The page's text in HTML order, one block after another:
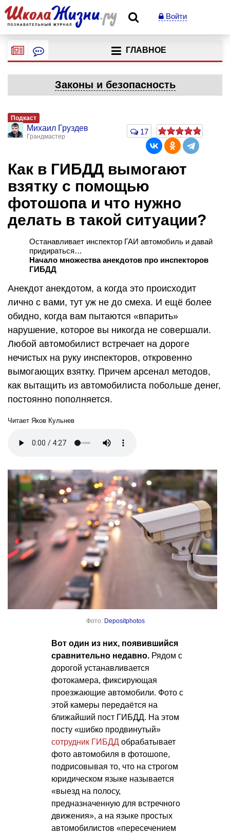
Войти
ГЛАВНОЕ
Законы и безопасность
Подкаст
Михаил Груздев
Грандмастер
17
Как в ГИБДД вымогают
взятку с помощью
фотошопа и что нужно
делать в такой ситуации?
Останавливает инспектор ГАИ автомобиль и давай
придираться…
Начало множества анекдотов про инспекторов
ГИБДД
Анекдот анекдотом, а когда это происходит
лично с вами, тут уж не до смеха. И ещё более
обидно, когда вам пытаются «впарить»
нарушение, которое вы никогда не совершали.
Любой автомобилист встречает на дороге
нечистых на руку инспекторов, откровенно
вымогающих взятку. Причем арсенал методов,
как вытащить из автомобилиста побольше денег,
постоянно пополняется.
Читает Яков Кульнев
Фото: Depositphotos
Вот один из них, появившийся
сравнительно недавно. Рядом с
дорогой устанавливается
фотокамера, фиксирующая
проезжающие автомобили. Фото с
этой камеры передаётся на
ближайший пост ГИБДД. На этом
посту «шибко продвинутый»
сотрудник ГИБДД обрабатывает
фото автомобиля в фотошопе,
подрисовывая то, что на строгом
юридическом языке называется
«выезд на полосу,
предназначенную для встречного
движения», а на языке простых
автомобилистов «пересечением